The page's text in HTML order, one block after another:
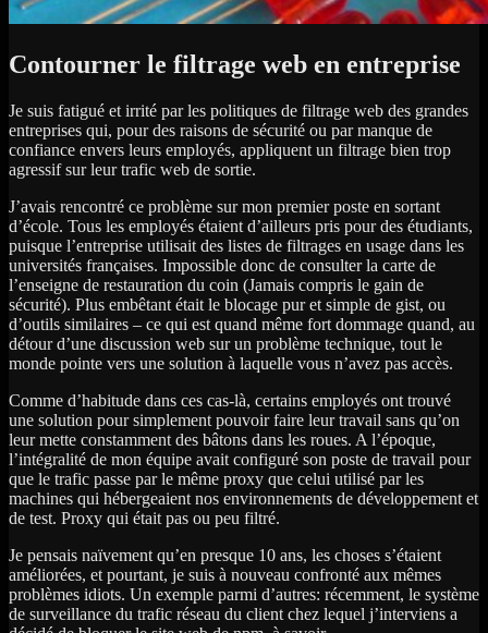
Contourner le filtrage web en entreprise
Je suis fatigué et irrité par les politiques de filtrage web des grandes
entreprises qui, pour des raisons de sécurité ou par manque de
confiance envers leurs employés, appliquent un filtrage bien trop
agressif sur leur trafic web de sortie.
J’avais rencontré ce problème sur mon premier poste en sortant
d’école. Tous les employés étaient d’ailleurs pris pour des étudiants,
puisque l’entreprise utilisait des listes de filtrages en usage dans les
universités françaises. Impossible donc de consulter la carte de
l’enseigne de restauration du coin (Jamais compris le gain de
sécurité). Plus embêtant était le blocage pur et simple de gist, ou
d’outils similaires – ce qui est quand même fort dommage quand, au
détour d’une discussion web sur un problème technique, tout le
monde pointe vers une solution à laquelle vous n’avez pas accès.
Comme d’habitude dans ces cas-là, certains employés ont trouvé
une solution pour simplement pouvoir faire leur travail sans qu’on
leur mette constamment des bâtons dans les roues. A l’époque,
l’intégralité de mon équipe avait configuré son poste de travail pour
que le trafic passe par le même proxy que celui utilisé par les
machines qui hébergeaient nos environnements de développement et
de test. Proxy qui était pas ou peu filtré.
Je pensais naïvement qu’en presque 10 ans, les choses s’étaient
améliorées, et pourtant, je suis à nouveau confronté aux mêmes
problèmes idiots. Un exemple parmi d’autres: récemment, le système
de surveillance du trafic réseau du client chez lequel j’interviens a